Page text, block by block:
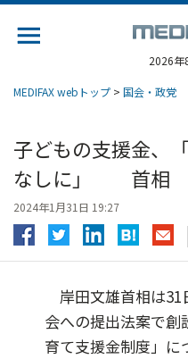
2026年
MEDIFAX webトップ > 国会・政党
子どもの支援金、
なしに」 首相
2024年1月31日 19:27
岸田文雄首相は31
会への提出法案で
育て支援金制度」に